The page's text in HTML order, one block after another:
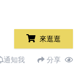
來逛逛
通知我 分享